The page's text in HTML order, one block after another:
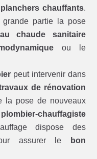
planchers chauffants.
grande partie la pose
chaude sanitaire
ou le
peut intervenir dans
de rénovation
la pose de nouveaux
chauffagiste
dispose des
assurer le
bon